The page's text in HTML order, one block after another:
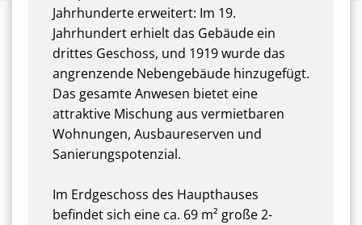
Jahrhunderte erweitert: Im 19.
Jahrhundert erhielt das Gebäude ein
drittes Geschoss, und 1919 wurde das
angrenzende Nebengebäude hinzugefügt.
Das gesamte Anwesen bietet eine
attraktive Mischung aus vermietbaren
Wohnungen, Ausbaureserven und
Sanierungspotenzial.
Im Erdgeschoss des Haupthauses
befindet sich eine ca. 69 m² große 2-